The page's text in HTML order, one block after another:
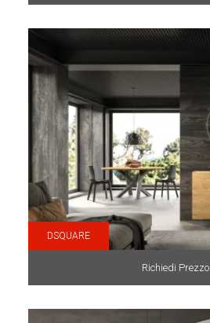
DSQUARE
Richiedi Prezzo